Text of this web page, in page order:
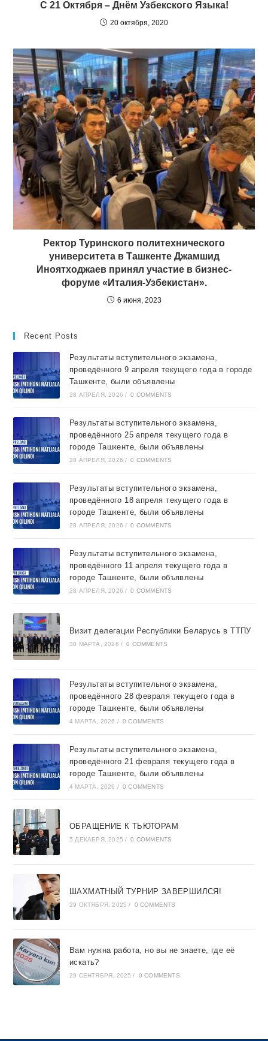
С 21 Октября – Днём Узбекского Языка!
20 октября, 2020
Ректор Туринского политехнического
университета в Ташкенте Джамшид
Иноятходжаев принял участие в бизнес-
форуме «Италия-Узбекистан».
6 июня, 2023
Recent Posts
Результаты вступительного экзамена,
проведённого 9 апреля текущего года в городе
Ташкентe, были объявлены
28 АПРЕЛЯ, 2026 / 0 COMMENTS
Результаты вступительного экзамена,
проведённого 25 апреля текущего года в
городе Ташкентe, были объявлены
28 АПРЕЛЯ, 2026 / 0 COMMENTS
Результаты вступительного экзамена,
проведённого 18 апреля текущего года в
городе Ташкентe, были объявлены
28 АПРЕЛЯ, 2026 / 0 COMMENTS
Результаты вступительного экзамена,
проведённого 11 апреля текущего года в
городе Ташкентe, были объявлены
28 АПРЕЛЯ, 2026 / 0 COMMENTS
Визит делегации Республики Беларусь в ТТПУ
30 МАРТА, 2026 / 0 COMMENTS
Результаты вступительного экзамена,
проведённого 28 февраля текущего года в
городе Ташкентe, были объявлены
4 МАРТА, 2026 / 0 COMMENTS
Результаты вступительного экзамена,
проведённого 21 февраля текущего года в
городе Ташкентe, были объявлены
4 МАРТА, 2026 / 0 COMMENTS
ОБРАЩЕНИЕ К ТЬЮТОРАМ
5 ДЕКАБРЯ, 2025 / 0 COMMENTS
ШАХМАТНЫЙ ТУРНИР ЗАВЕРШИЛСЯ!
29 ОКТЯБРЯ, 2025 / 0 COMMENTS
Вам нужна работа, но вы не знаете, где её
искать?
29 СЕНТЯБРЯ, 2025 / 0 COMMENTS